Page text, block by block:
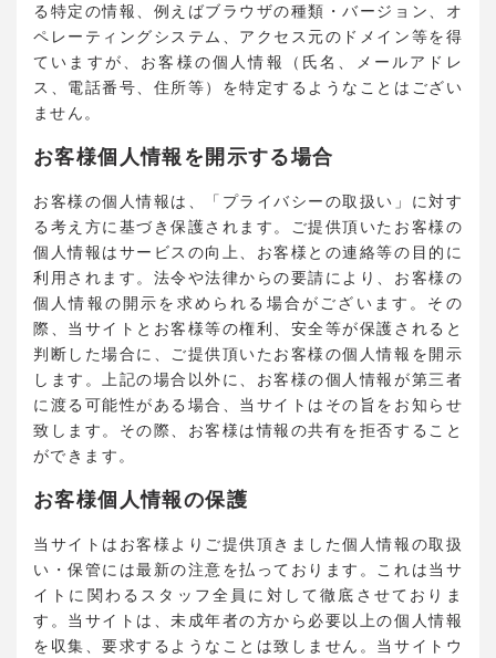
る特定の情報、例えばブラウザの種類・バージョン、オ
ペレーティングシステム、アクセス元のドメイン等を得
ていますが、お客様の個人情報（氏名、メールアドレ
ス、電話番号、住所等）を特定するようなことはござい
ません。
お客様個人情報を開示する場合
お客様の個人情報は、「プライバシーの取扱い」に対す
る考え方に基づき保護されます。ご提供頂いたお客様の
個人情報はサービスの向上、お客様との連絡等の目的に
利用されます。法令や法律からの要請により、お客様の
個人情報の開示を求められる場合がございます。その
際、当サイトとお客様等の権利、安全等が保護されると
判断した場合に、ご提供頂いたお客様の個人情報を開示
します。上記の場合以外に、お客様の個人情報が第三者
に渡る可能性がある場合、当サイトはその旨をお知らせ
致します。その際、お客様は情報の共有を拒否すること
ができます。
お客様個人情報の保護
当サイトはお客様よりご提供頂きました個人情報の取扱
い・保管には最新の注意を払っております。これは当サ
イトに関わるスタッフ全員に対して徹底させておりま
す。当サイトは、未成年者の方から必要以上の個人情報
を収集、要求するようなことは致しません。当サイトウ